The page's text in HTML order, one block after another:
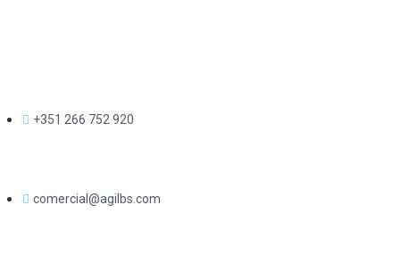
+351 266 752 920
comercial@agilbs.com